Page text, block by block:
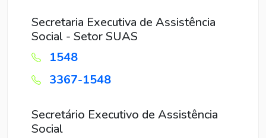
Secretaria Executiva de Assistência
Social - Setor SUAS
1548
3367-1548
Secretário Executivo de Assistência
Social